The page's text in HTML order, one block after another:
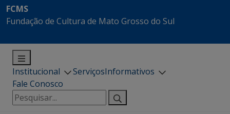
FCMS
Fundação de Cultura de Mato Grosso do Sul
Institucional ServiçosInformativos
Fale Conosco
Pesquisar
por: